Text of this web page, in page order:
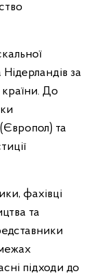
за
країни. До
та
фахівці
та
підходи до